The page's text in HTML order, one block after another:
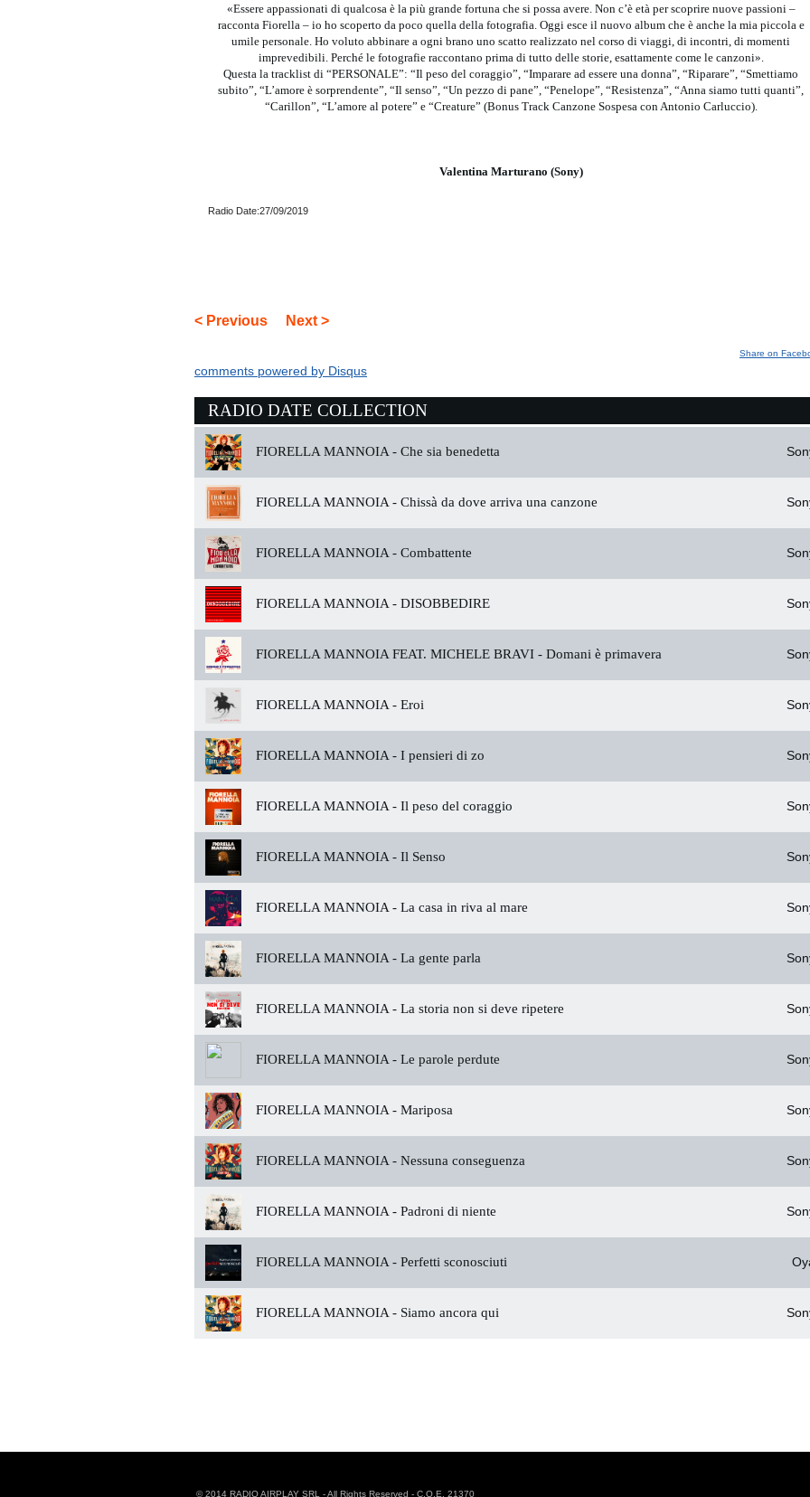
«Essere appassionati di qualcosa è la più grande fortuna che si possa avere. Non c’è età per scoprire nuove passioni –
racconta Fiorella – io ho scoperto da poco quella della fotografia. Oggi esce il nuovo album che è anche la mia piccola e
umile personale. Ho voluto abbinare a ogni brano uno scatto realizzato nel corso di viaggi, di incontri, di momenti
imprevedibili. Perché le fotografie raccontano prima di tutto delle storie, esattamente come le canzoni».
Questa la tracklist di “PERSONALE”: “Il peso del coraggio”, “Imparare ad essere una donna”, “Riparare”, “Smettiamo
subito”, “L’amore è sorprendente”, “Il senso”, “Un pezzo di pane”, “Penelope”, “Resistenza”, “Anna siamo tutti quanti”,
“Carillon”, “L’amore al potere” e “Creature” (Bonus Track Canzone Sospesa con Antonio Carluccio).
Valentina Marturano (Sony)
Radio Date:27/09/2019
< Previous Next >
Share on
comments powered by Disqus
RADIO DATE COLLECTION
FIORELLA MANNOIA - Che sia benedetta
FIORELLA MANNOIA - Chissà da dove arriva una canzone
FIORELLA MANNOIA - Combattente
FIORELLA MANNOIA - DISOBBEDIRE
FIORELLA MANNOIA FEAT. MICHELE BRAVI - Domani è primavera
FIORELLA MANNOIA - Eroi
FIORELLA MANNOIA - I pensieri di zo
FIORELLA MANNOIA - Il peso del coraggio
FIORELLA MANNOIA - Il Senso
FIORELLA MANNOIA - La casa in riva al mare
FIORELLA MANNOIA - La gente parla
FIORELLA MANNOIA - La storia non si deve ripetere
FIORELLA MANNOIA - Le parole perdute
FIORELLA MANNOIA - Mariposa
FIORELLA MANNOIA - Nessuna conseguenza
FIORELLA MANNOIA - Padroni di niente
FIORELLA MANNOIA - Perfetti sconosciuti
FIORELLA MANNOIA - Siamo ancora qui
© 2014 RADIO AIRPLAY SRL - All Rights Reserved - C.O.E. 21370